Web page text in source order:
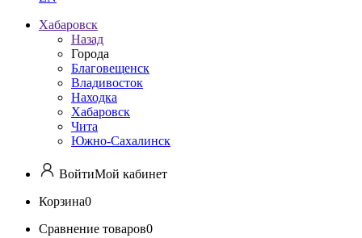
Хабаровск
Назад
Города
Благовещенск
Владивосток
Находка
Хабаровск
Чита
Южно-Сахалинск
ВойтиМой кабинет
Корзина0
Сравнение товаров0